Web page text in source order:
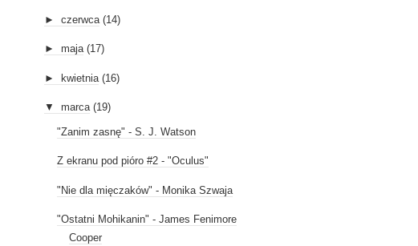
► czerwca (14)
► maja (17)
► kwietnia (16)
▼ marca (19)
"Zanim zasnę" - S. J. Watson
Z ekranu pod pióro #2 - "Oculus"
"Nie dla mięczaków" - Monika Szwaja
"Ostatni Mohikanin" - James Fenimore
Cooper